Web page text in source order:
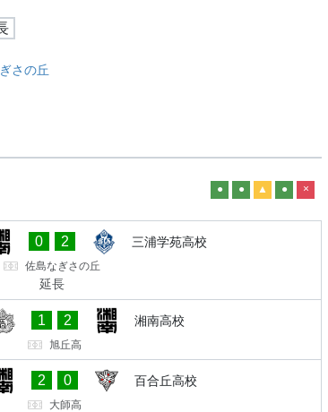
さの丘
● ● ▲ ● ×
0 2 三浦学苑高校
佐島なぎさの丘
延長
1 2 湘南高校
旭丘高
2 0 百合丘高校
大師高